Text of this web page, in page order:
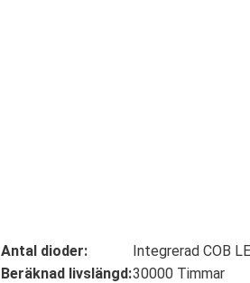
Antal dioder:
Integrerad COB
Beräknad livslängd:30000 Timmar